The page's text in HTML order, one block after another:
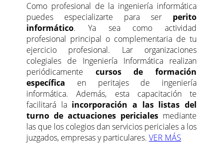
Como profesional de la ingeniería informática
puedes especializarte para ser perito
informático. Ya sea como actividad
profesional principal o complementaria de tu
ejercicio profesional. Lar organizaciones
colegiales de Ingeniería Informática realizan
periódicamente cursos de formación
específica en peritajes de ingeniería
informática. Además, esta capacitación te
facilitará laincorporación a las listas del
turno de actuaciones periciales mediante
las que los colegios dan servicios periciales a los
juzgados, empresas y particulares. VER MÁS